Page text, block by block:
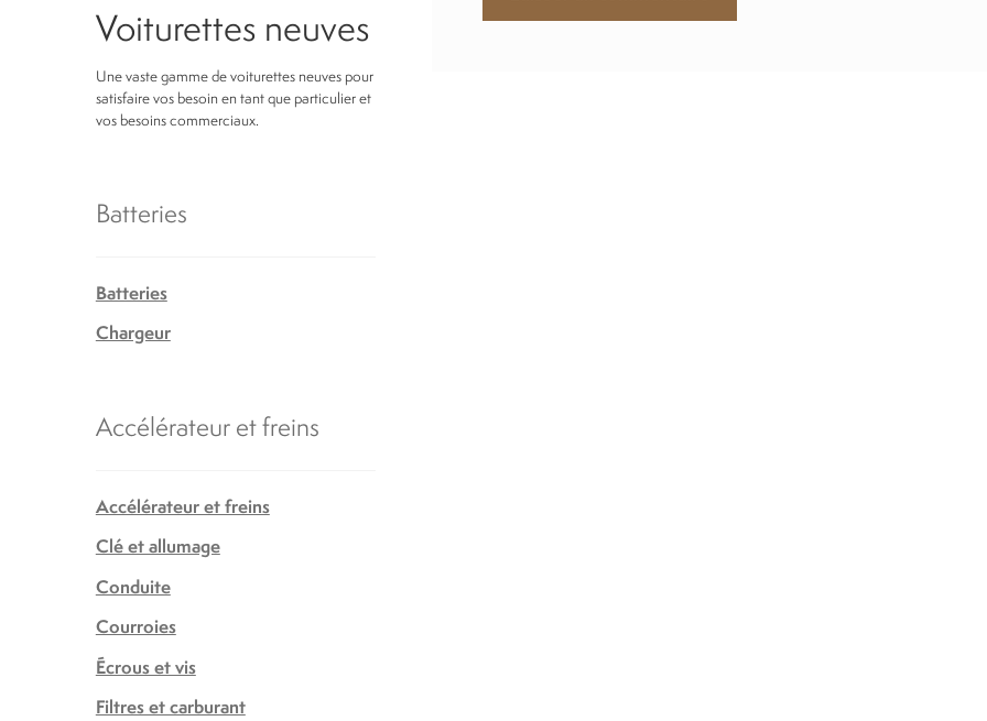
Voiturettes neuves
Une vaste gamme de voiturettes neuves pour
satisfaire vos besoin en tant que particulier et
vos besoins commerciaux.
Batteries
Batteries
Chargeur
Accélérateur et freins
Accélérateur et freins
Clé et allumage
Conduite
Courroies
Écrous et vis
Filtres et carburant